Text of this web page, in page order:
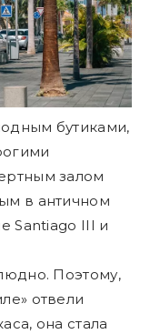
бутиками,
залом
в античном
Santiago III и
Поэтому,
отвели
она стала